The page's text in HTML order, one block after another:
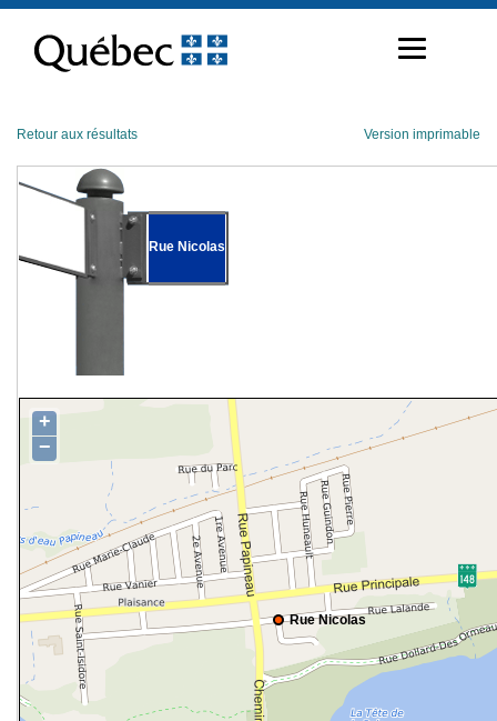
contenu
Retour aux résultats Version imprimable
Rue Nicolas
Rue Nicolas
+
−